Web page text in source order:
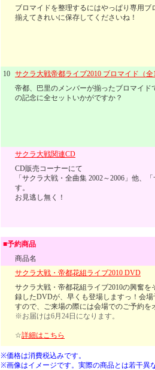
ブロマイドを整理するにはやっぱり専用
揃えてきれいに保存してくださいね！
10 サクラ大戦帝都ライブ2010 ブロマイド（全
帝都、巴里のメンバーが揃ったブロマイ
の記念に全セットいかがですか？
サクラ大戦関連CD
CD販売コーナーにて
「サクラ大戦・全曲集 2002～2006」他、
す。
お見逃し無く！
■予約商品
商品名
サクラ大戦・帝都花組ライブ2010 DVD
サクラ大戦・帝都花組ライブ2010の興奮
録したDVDが、早くも登場しますっ！会
すので、ご来場の際には会場でのご予約
※お届けは6月24日になります。
☆詳細はこちら
※価格は消費税込みです。
※画像はイメージです。実際の商品とは若干異